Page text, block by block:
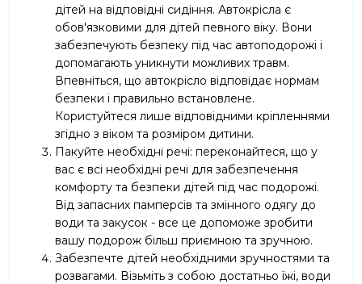
дітей на відповідні сидіння. Автокрісла є
обов'язковими для дітей певного віку. Вони
забезпечують безпеку під час автоподорожі і
допомагають уникнути можливих травм.
Впевніться, що автокрісло відповідає нормам
безпеки і правильно встановлене.
Користуйтеся лише відповідними кріпленнями
згідно з віком та розміром дитини.
Пакуйте необхідні речі: переконайтеся, що у
вас є всі необхідні речі для забезпечення
комфорту та безпеки дітей під час подорожі.
Від запасних памперсів та змінного одягу до
води та закусок - все це допоможе зробити
вашу подорож більш приємною та зручною.
Забезпечте дітей необхідними зручностями та
розвагами. Візьміть з собою достатньо їжі, води